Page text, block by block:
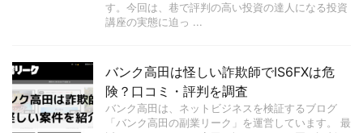
す。今回は、巷で評判の高い投資の達人になる投資
講座の実態に迫っ ...
バンク高田は怪しい詐欺師でIS6FXは危
険？口コミ・評判を調査
バンク高田は、ネットビジネスを検証するブログ
「バンク高田の副業リーク」を運営しています。 最